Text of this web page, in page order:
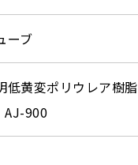
ーブ
低黄変ポリウレア樹脂
AJ-900